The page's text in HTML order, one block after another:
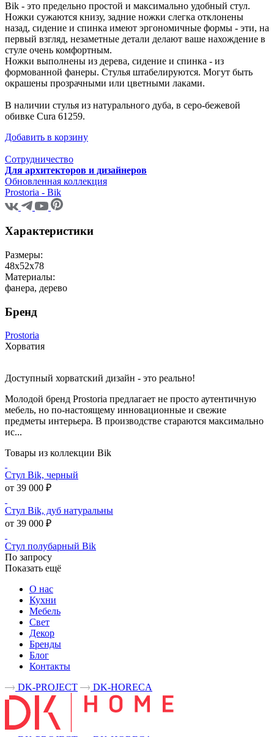
Bik - это предельно простой и максимально удобный стул.
Ножки сужаются книзу, задние ножки слегка отклонены
назад, сидение и спинка имеют эргономичные формы - эти, на
первый взгляд, незаметные детали делают ваше нахождение в
стуле очень комфортным.
Ножки выполнены из дерева, сидение и спинка - из
формованной фанеры. Стулья штабелируются. Могут быть
окрашены прозрачными или цветными лаками.
В наличии стулья из натурального дуба, в серо-бежевой
обивке Cura 61259.
Добавить в корзину
Сотрудничество
Для архитекторов и дизайнеров
Обновленная коллекция
Prostoria - Bik
Характеристики
Размеры:
48х52х78
Материалы:
фанера, дерево
Бренд
Prostoria
Хорватия
Доступный хорватский дизайн - это реально!
Молодой бренд Prostoria предлагает не просто аутентичную
мебель, но по-настоящему инновационные и свежие
предметы интерьера. В производстве стараются максимально
ис...
Товары из коллекции Bik
Стул Bik, черный
от 39 000 ₽
Стул Bik, дуб натуральны
от 39 000 ₽
Стул полубарный Bik
По запросу
Показать ещё
О нас
Кухни
Мебель
Свет
Декор
Бренды
Блог
Контакты
DK-PROJECT
DK-HORECA